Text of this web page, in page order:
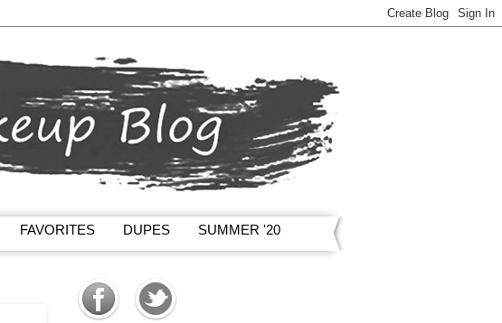
FAVORITES DUPES
SUMMER '20